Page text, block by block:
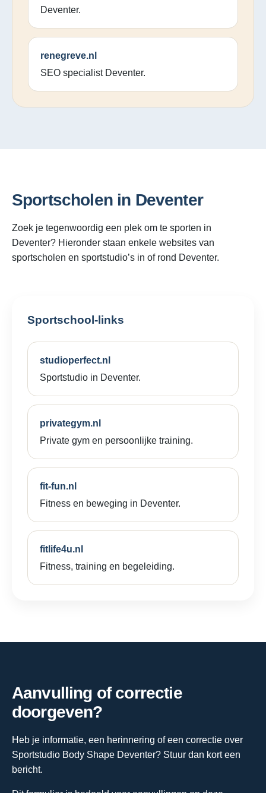
Deventer.
renegreve.nl
SEO specialist Deventer.
Sportscholen in Deventer
Zoek je tegenwoordig een plek om te sporten in
Deventer? Hieronder staan enkele websites van
sportscholen en sportstudio’s in of rond Deventer.
Sportschool-links
studioperfect.nl
Sportstudio in Deventer.
privategym.nl
Private gym en persoonlijke training.
fit-fun.nl
Fitness en beweging in Deventer.
fitlife4u.nl
Fitness, training en begeleiding.
Aanvulling of correctie
doorgeven?
Heb je informatie, een herinnering of een correctie over
Sportstudio Body Shape Deventer? Stuur dan kort een
bericht.